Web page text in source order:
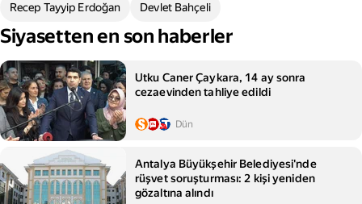
Recep Tayyip Erdoğan Devlet Bahçeli
Siyasetten en son haberler
Utku Caner Çaykara, 14 ay sonra
cezaevinden tahliye edildi
Dün
Antalya Büyükşehir Belediyesi'nde
rüşvet soruşturması: 2 kişi yeniden
gözaltına alındı